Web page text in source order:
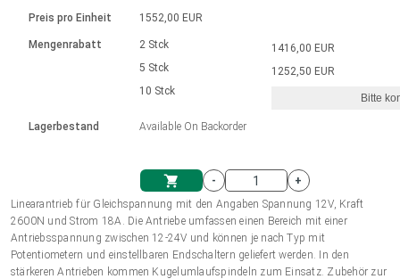
Einheitssystem
Einkaufswagen
Hubmagnete
230 - 50 Hz | 110 - 60 Hz
Drehzahlregelung für die AIS-Serie
Bürstenlose Gleichstrommotoren
mit Planetengetriebe und internem
Ø 28-42| 1-1400 rpm | <= 290Ncm
Bürstenlose DC Motor Controller
Gleichstrommotoren mit
Schneckengetriebe und Bürsten
Ø43-124mm | 31-425rpm | ≤ 41Nm
Treiber für Gleichstrommotoren mit
Synchron-Asynchron | für 1-4 Elektrozylinder
Synchron-Asynchron | für 1-4 Elektrozylinder
Français (EUR)
Polski (EUR)
Norsk (NOK)
Preis pro Einheit
Mengenrabatt
Lagerbestand
1552,00 EUR
2 Stck
5 Stck
10 Stck
Available On Backorder
1416,00 EUR
1252,50 EUR
Bitte
-
+
Linearantrieb für Gleichspannung mit den Angaben Spannung 12V, Kraft
2600N und Strom 18A. Die Antriebe umfassen einen Bereich mit einer
Antriebsspannung zwischen 12-24V und können je nach Typ mit
Potentiometern und einstellbaren Endschaltern geliefert werden. In den
stärkeren Antrieben kommen Kugelumlaufspindeln zum Einsatz. Zubehör zur